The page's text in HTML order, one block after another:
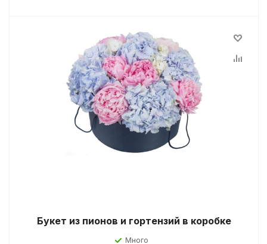
Букет из пионов и гортензий в коробке
Много